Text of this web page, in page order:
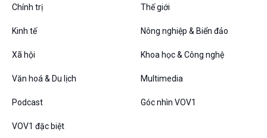
Chính trị Thế giới
Kinh tế Nông nghiệp & Biển đảo
Xã hội Khoa học & Công nghệ
Văn hoá & Du lịch Multimedia
Podcast Góc nhìn VOV1
VOV1 đặc biệt